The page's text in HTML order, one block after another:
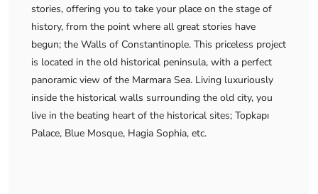
stories, offering you to take your place on the stage of
history, from the point where all great stories have
begun; the Walls of Constantinople. This priceless project
is located in the old historical peninsula, with a perfect
panoramic view of the Marmara Sea. Living luxuriously
inside the historical walls surrounding the old city, you
live in the beating heart of the historical sites; Topkapı
Palace, Blue Mosque, Hagia Sophia, etc.